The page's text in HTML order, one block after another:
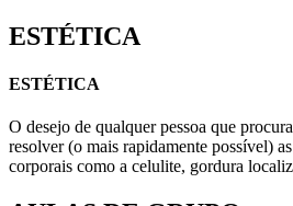
ESTÉTICA
ESTÉTICA
O desejo de qualquer pessoa que
resolver (o mais rapidamente possível)
corporais como a celulite, gordura